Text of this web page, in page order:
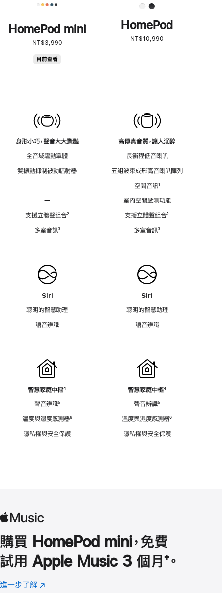
HomePod mini
NT$3,990
目前查看
身形小巧，聲音大大驚豔
全音域驅動單體
雙振動抑制被動輻射器
—
—
支援立體聲組合註
²
多室音訊註
³
Siri
聰明的智慧助理
語音辨識
智慧家庭中樞註
⁴
聲音辨識註
腳
⁵
溫度與濕度感測器註
腳
⁶
隱私權與安全保護
HomePod
NT$10,990
高傳真音質，讓人沉醉
長衝程低音喇叭
五組波束成形高音喇叭陣列
空間音訊註
腳
¹
室內空間感測功能
支援立體聲組合註
²
多室音訊註
³
Siri
聰明的智慧助理
語音辨識
智慧家庭中樞註
⁴
聲音辨識註
腳
⁵
溫度與濕度感測器註
腳
⁶
隱私權與安全保護
購買 HomePod mini，免費
試用 Apple Music 3 個月 註
⁺。
進一步了解 Apple
(以